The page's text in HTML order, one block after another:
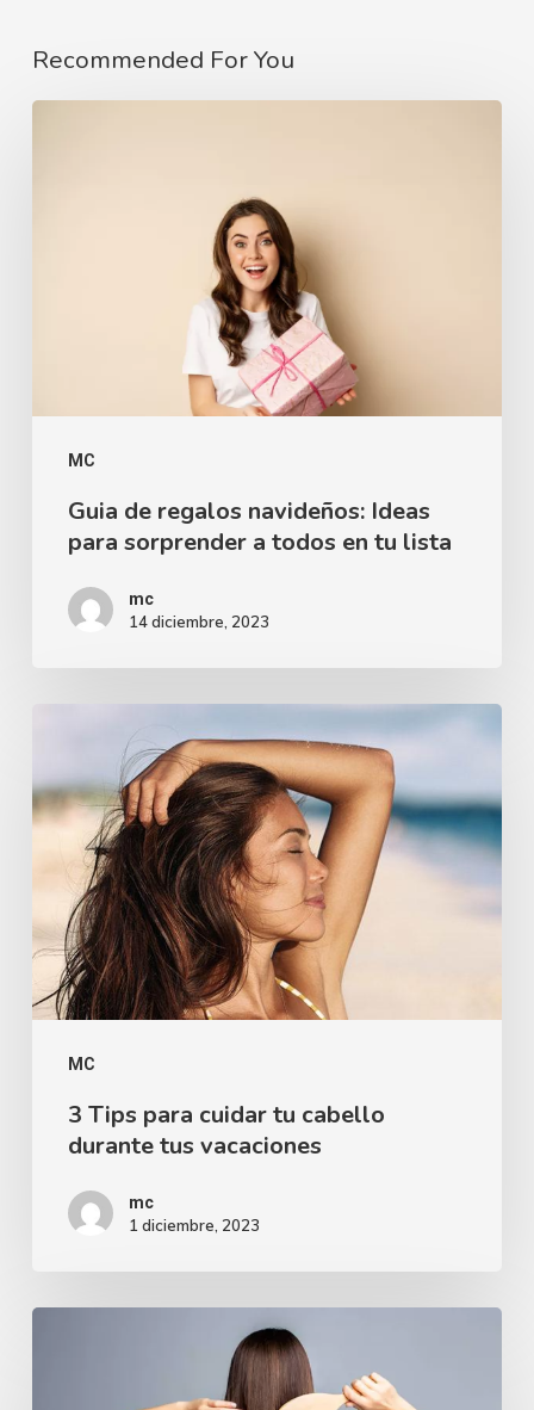
Recommended For You
MC
Guia de regalos navideños: Ideas
para sorprender a todos en tu lista
mc
14 diciembre, 2023
MC
3 Tips para cuidar tu cabello
durante tus vacaciones
mc
1 diciembre, 2023